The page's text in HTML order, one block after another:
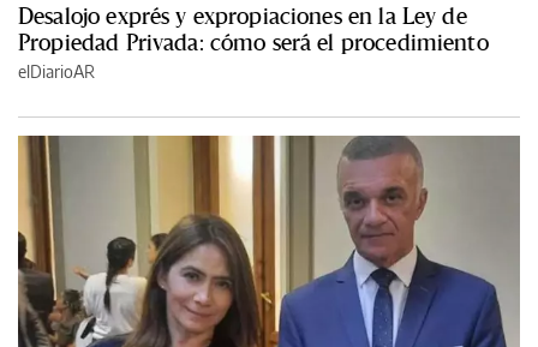
Desalojo exprés y expropiaciones en la Ley de
Propiedad Privada: cómo será el procedimiento
elDiarioAR